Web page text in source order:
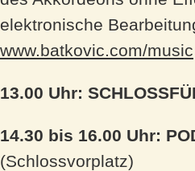
elektronische
www.batkovic.com/music
13.00 Uhr:
14.30 bis 16.00 Uhr:
(Schlossvorplatz)